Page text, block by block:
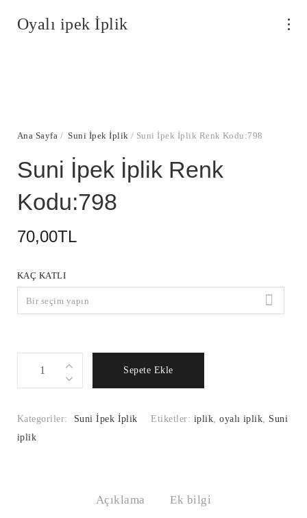
Oyalı ipek İplik
Ana Sayfa / Suni İpek İplik / Suni İpek İplik Renk Kodu:798
Suni İpek İplik Renk
Kodu:798
70,00TL
KAÇ KATLI
Bir seçim yapın
Renk
Kodu:798
Sepete Ekle
Kategoriler: Suni İpek İplik Etiketler: iplik,oyalı iplik, Suni
iplik
Açıklama Ek bilgi